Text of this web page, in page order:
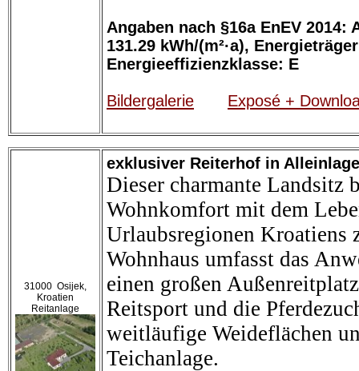
Angaben nach §16a EnEV
131.29 kWh/(m²·a),
Energieeffizienzklasse: E
Bildergalerie Exposé +
31000 Osijek,
Kroatien
Reitanlage
exklusiver Reiterhof in
Dieser charmante Landsitz
Wohnkomfort mit dem
Urlaubsregionen Kroatiens
Wohnhaus umfasst das
einen großen
Reitsport und die
weitläufige Weideflächen
Teichanlage.